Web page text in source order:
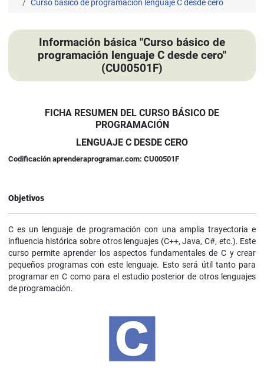
Curso básico de programación lenguaje C desde cero
Información básica "Curso básico de
programación lenguaje C desde cero"
(CU00501F)
FICHA RESUMEN DEL CURSO BÁSICO DE
PROGRAMACIÓN
LENGUAJE C DESDE CERO
Codificación aprenderaprogramar.com: CU00501F
Objetivos
C es un lenguaje de programación con una amplia trayectoria e
influencia histórica sobre otros lenguajes (C++, Java, C#, etc.). Este
curso permite aprender los aspectos fundamentales de C y crear
pequeños programas con este lenguaje. Esto será útil tanto para
programar en C como para el estudio posterior de otros lenguajes
de programación.